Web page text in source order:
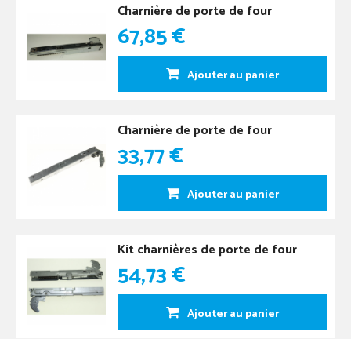
Charnière de porte de four
67,85 €
Ajouter au panier
Charnière de porte de four
33,77 €
Ajouter au panier
Kit charnières de porte de four
54,73 €
Ajouter au panier